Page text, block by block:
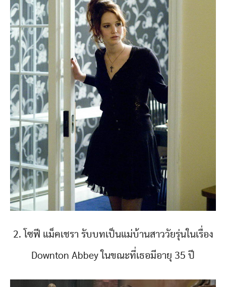
2. โซฟี แม็คเชรา รับบทเป็นแม่บ้านสาววัยรุ่นในเรื่อง
Downton Abbey ในขณะที่เธอมีอายุ 35 ปี